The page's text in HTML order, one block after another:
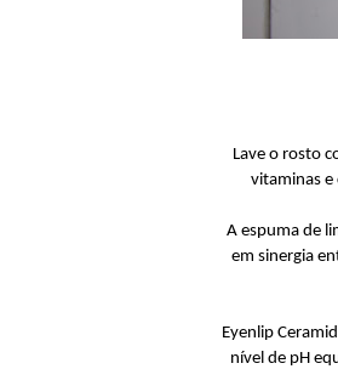
Lave o rosto
vitaminas e
A espuma de
em sinergia
Eyenlip
nível de pH